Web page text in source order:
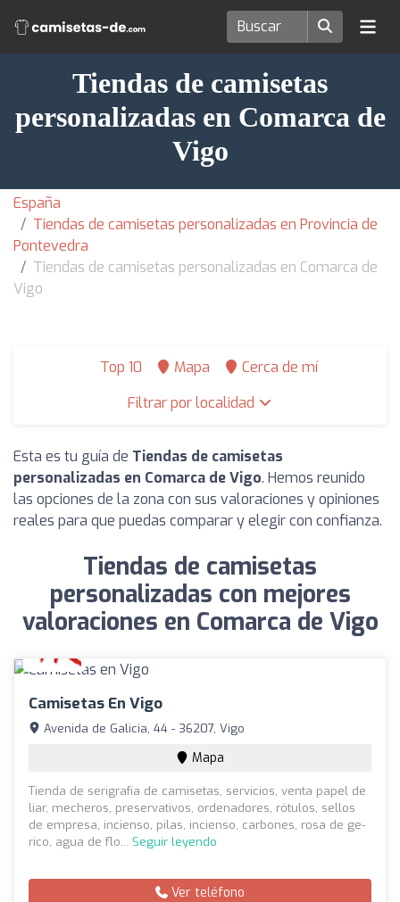
Tiendas de camisetas
personalizadas en Comarca de
Vigo
España
Tiendas de camisetas personalizadas en Provincia de
Pontevedra
Tiendas de camisetas personalizadas en Comarca de
Vigo
Top 10 Mapa
Cerca de mí
Filtrar por localidad
Esta es tu guía de Tiendas de camisetas
personalizadas en Comarca de Vigo. Hemos reunido
las opciones de la zona con sus valoraciones y opiniones
reales para que puedas comparar y elegir con confianza.
Tiendas de camisetas
personalizadas con mejores
valoraciones en Comarca de Vigo
Camisetas En Vigo
Avenida de Galicia, 44 - 36207, Vigo
Mapa
Tienda de serigrafía de camisetas, servicios, venta papel de
liar, mecheros, preservativos, ordenadores, rótulos, sellos
de empresa, incienso, pilas, incienso, carbones, rosa de ge-
rico, agua de flo... Seguir leyendo
Ver teléfono